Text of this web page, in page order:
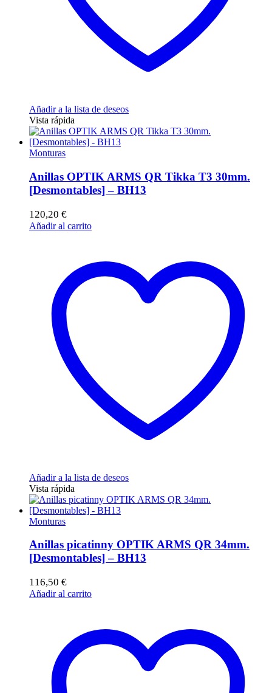
Añadir a la lista de deseos
Vista rápida
Monturas
Anillas OPTIK ARMS QR Tikka T3 30mm.
[Desmontables] – BH13
120,20 €
Añadir al carrito
Añadir a la lista de deseos
Vista rápida
Monturas
Anillas picatinny OPTIK ARMS QR 34mm.
[Desmontables] – BH13
116,50 €
Añadir al carrito